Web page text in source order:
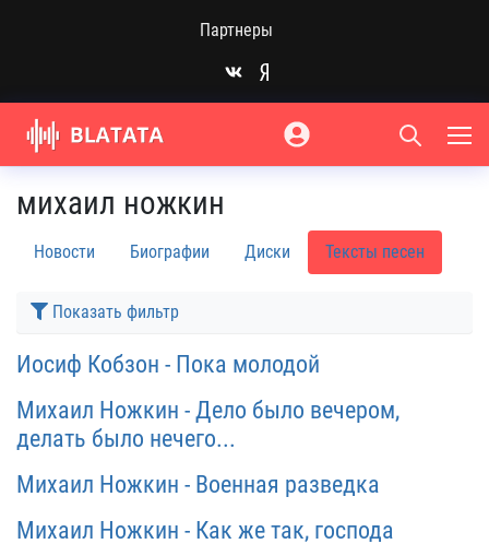
Партнеры
михаил ножкин
Новости Биографии Диски Тексты песен
Показать фильтр
Иосиф Кобзон - Пока молодой
Михаил Ножкин - Дело было вечером,
делать было нечего...
Михаил Ножкин - Военная разведка
Михаил Ножкин - Как же так, господа